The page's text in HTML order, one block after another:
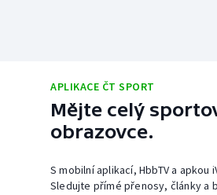
APLIKACE ČT SPORT
Mějte celý
obrazovce.
S mobilní aplikací, HbbTV a
Sledujte přímé přenosy, články a